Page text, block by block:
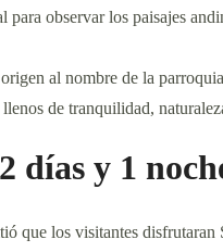
para observar los paisajes
al nombre de la
llenos de tranquilidad,
días y 1
que los visitantes